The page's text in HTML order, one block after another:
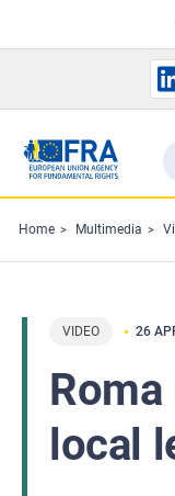
Home Multimedia
VIDEO 26
local